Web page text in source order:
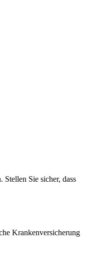
Stellen Sie sicher, dass
Krankenversicherung